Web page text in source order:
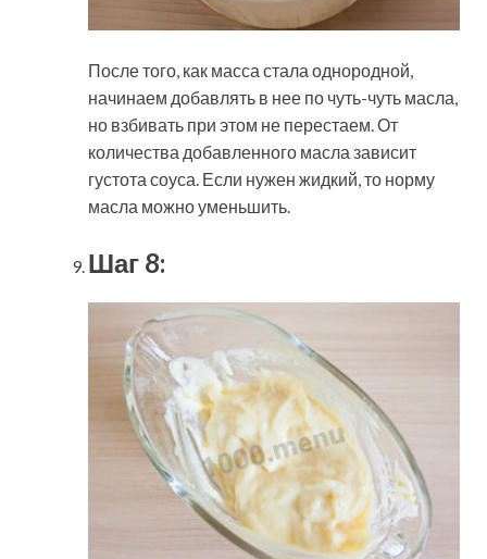
После того, как масса стала однородной,
начинаем добавлять в нее по чуть-чуть масла,
но взбивать при этом не перестаем. От
количества добавленного масла зависит
густота соуса. Если нужен жидкий, то норму
масла можно уменьшить.
Шаг 8: